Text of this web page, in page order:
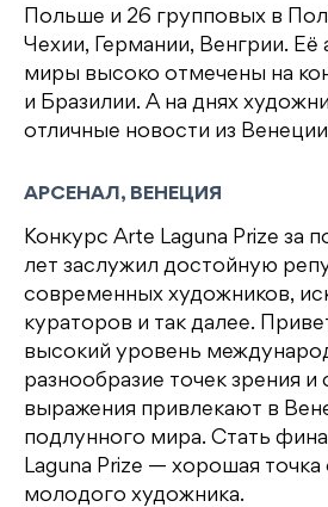
Польше и 26 групповых в
Чехии, Германии, Венгрии. Её
миры высоко отмечены на
и Бразилии. А на днях
отличные новости из
АРСЕНАЛ, ВЕНЕЦИЯ
Конкурс Arte Laguna Prize за
лет заслужил достойную
современных художников,
кураторов и так далее.
высокий уровень
разнообразие точек зрения и
выражения привлекают в
подлунного мира. Стать
Laguna Prize — хорошая точка
молодого художника.